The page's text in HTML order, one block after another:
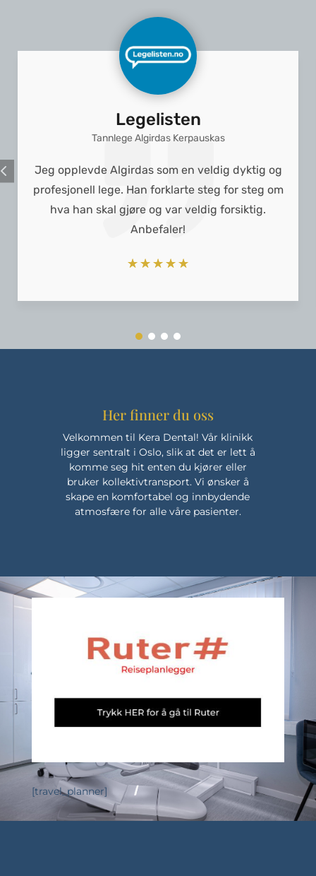
Jeg opplevde Algirdas som en veldig dyktig og
profesjonell lege. Han forklarte steg for steg om
hva han skal gjøre og var veldig forsiktig.
Anbefaler!
Legelisten
Tannlege Algirdas Kerpauskas
☆ ☆ ☆ ☆ ☆
Her finner du oss
Velkommen til Kera Dental! Vår klinikk
ligger sentralt i Oslo, slik at det er lett å
komme seg hit enten du kjører eller
bruker kollektivtransport. Vi ønsker å
skape en komfortabel og innbydende
atmosfære for alle våre pasienter.
[travel_planner]